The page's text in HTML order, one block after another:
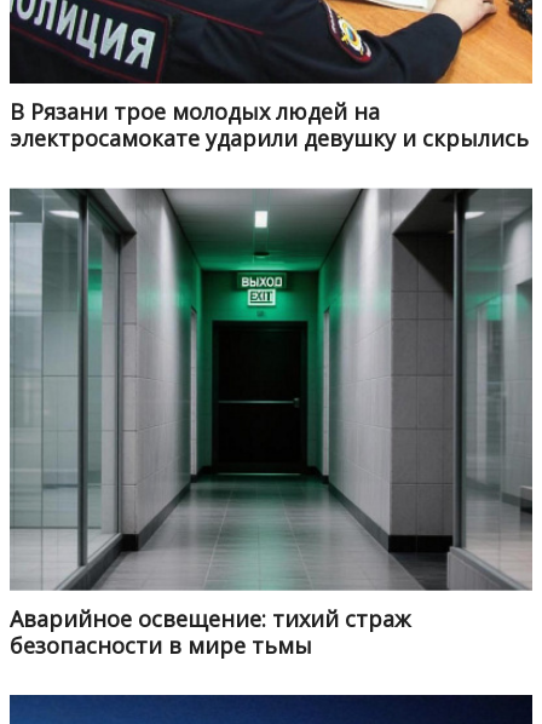
В Рязани трое молодых людей на
электросамокате ударили девушку и скрылись
Аварийное освещение: тихий страж
безопасности в мире тьмы